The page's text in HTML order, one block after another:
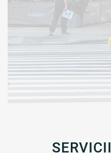
SERVICII